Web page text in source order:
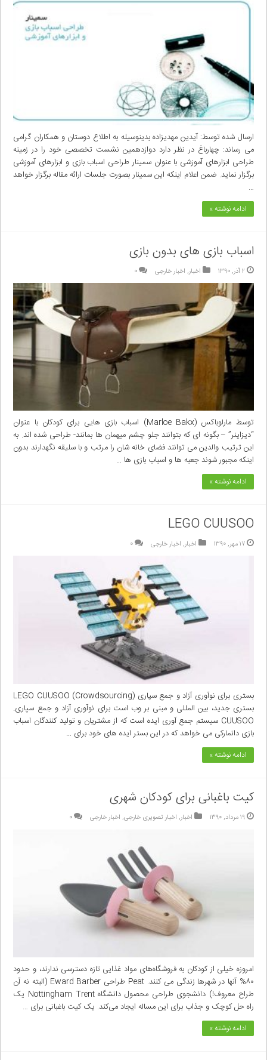
ارسال شده توسط: آیدین مهدیزاده بدینوسیله به اطلاع دوستان و همکاران گرامی
می رساند: چهارباغ در نظر دارد دوازدهمین نشست تخصصی خود را در زمینه
طراحی ابزارهای آموزشی با عنوان سمینار طراحی اسباب بازی و ابزارهای آموزشی
برگزار نماید. ضمن اعلام اینکه این سمینار بصورت جلسات ارائه مقاله برگزار خواهد
…
ادامه نوشته »
اسباب بازی های بدون بازی
۲ آذر, ۱۳۹۰ اخبار, اخبار خارجی ۰
توسط مارلوباکس (Marloe Bakx) اسباب بازی هایی برای کودکان با عنوان
“دیزاینر” – بگونه ای که بتوانند جلو چشم میهمان ها بمانند- طراحی شده اند. به
این ترتیب والدین می توانند فضای خانه شان را مرتب و با سلیقه نگهدارند بدون
اینکه مجبور شوند جعبه ها و اسباب بازی ها …
ادامه نوشته »
LEGO CUUSOO
۱۷ مهر, ۱۳۹۰ اخبار, اخبار خارجی ۰
بستری برای نوآوری آزاد و جمع سپاری (Crowdsourcing) LEGO CUUSOO
بستری جدید، بین المللی و مبنی بر وب است برای نوآوری آزاد و جمع سپاری.
CUUSOO سیستم جمع آوری ایده است که از مشتریان و تولید کنندگان اسباب
بازی دانمارکی می خواهد که در این بستر ایده های خود برای …
ادامه نوشته »
کیت باغبانی برای کودکان شهری
۱۹ مرداد, ۱۳۹۰ اخبار, اخبار تصویری خارجی, اخبار خارجی ۰
امروزه خیلی‌ از کودکان به فروشگاه‌های مواد غذایی تازه دسترسی‌ ندارند، و حدود
۸۰% آنها در شهرها زندگی‌ می کنند. Peat طراحی Eward Barber (البته نه آن
طراح معروف!) دانشجوی طراحی محصول دانشگاه Nottingham Trent یک
راه حل کوچک و جذاب برای این مساله ایجاد می‌کند. یک کیت باغبانی برای …
ادامه نوشته »